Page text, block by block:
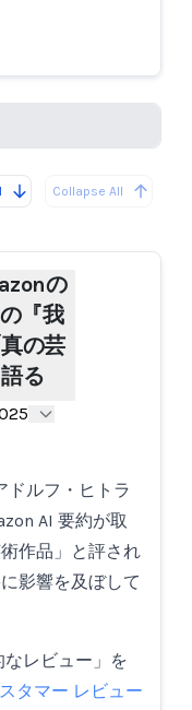
Collapse All
の
『我
の芸
る
ドルフ・ヒトラ
AI 要約が取
作品」と評され
影響を及ぼして
レビュー」を
タマー レビュー